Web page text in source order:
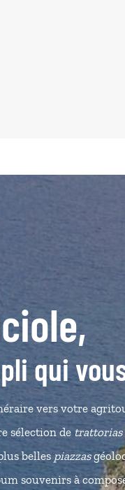
qui
vers votre
sélection de trattorias
bellespiazzas
souvenirs à